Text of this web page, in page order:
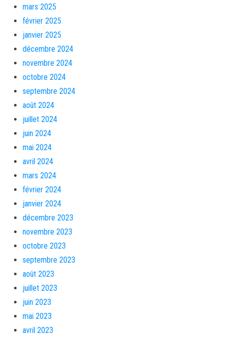
mars 2025
février 2025
janvier 2025
décembre 2024
novembre 2024
octobre 2024
septembre 2024
août 2024
juillet 2024
juin 2024
mai 2024
avril 2024
mars 2024
février 2024
janvier 2024
décembre 2023
novembre 2023
octobre 2023
septembre 2023
août 2023
juillet 2023
juin 2023
mai 2023
avril 2023